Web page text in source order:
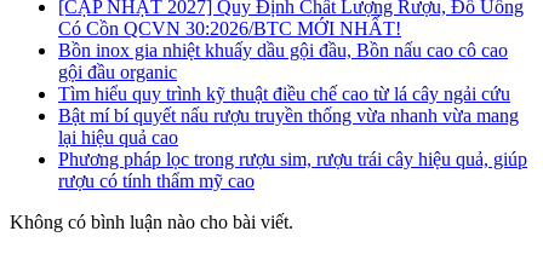
[CẬP NHẬT 2027] Quy Định Chất Lượng Rượu, Đồ Uống
Có Cồn QCVN 30:2026/BTC MỚI NHẤT!
Bồn inox gia nhiệt khuấy dầu gội đầu, Bồn nấu cao cô cao
gội đầu organic
Tìm hiểu quy trình kỹ thuật điều chế cao từ lá cây ngải cứu
Bật mí bí quyết nấu rượu truyền thống vừa nhanh vừa mang
lại hiệu quả cao
Phương pháp lọc trong rượu sim, rượu trái cây hiệu quả, giúp
rượu có tính thẩm mỹ cao
Không có bình luận nào cho bài viết.